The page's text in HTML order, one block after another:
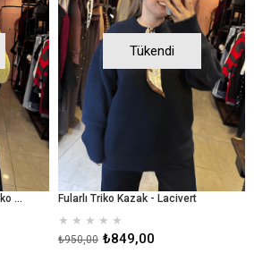
Yumoş Dokulu Polo Yaka Triko Kazak - Sarı
Tükendi
Fularlı Triko Kazak - Lacivert
★ ★ ★ ★ ★
₺849,00
₺950,00